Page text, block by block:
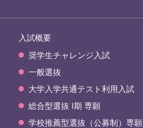
入試概要
奨学生チャレンジ入試
一般選抜
大学入学共通テスト利用入試
総合型選抜 Ⅰ期 専願
学校推薦型選抜（公募制）専願